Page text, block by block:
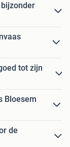
tot zijn
Bloesem
de